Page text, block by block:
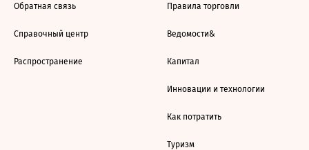
Обратная связь
Справочный центр
Распространение
Правила торговли
Ведомости&
Капитал
Инновации и технологии
Как потратить
Туризм